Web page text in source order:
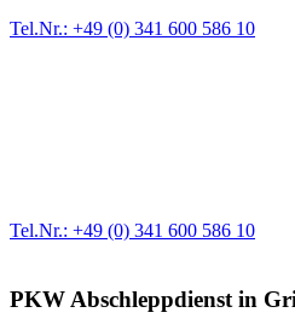
Tel.Nr.: +49 (0) 341 600 586 10
Tel.Nr.: +49 (0) 341 600 586 10
PKW Abschleppdienst in